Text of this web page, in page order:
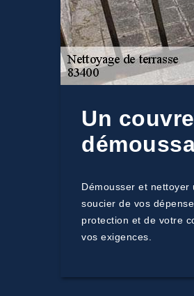
Un
Démousser et
soucier de vos
protection et de votre
vos exigences.